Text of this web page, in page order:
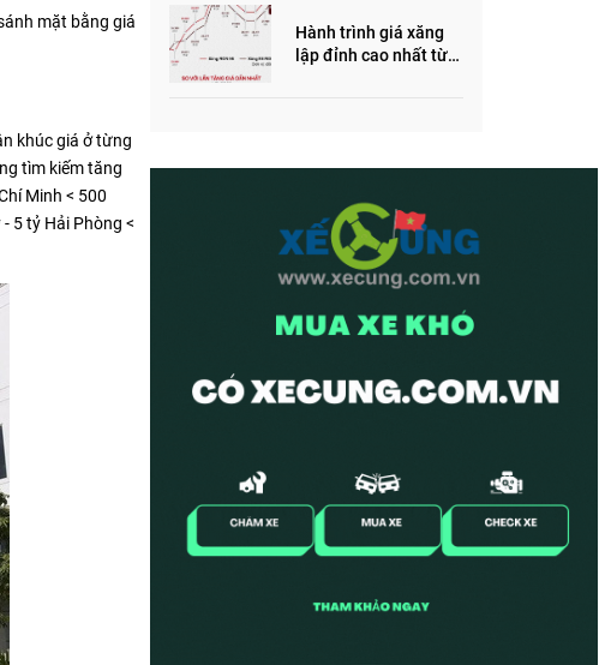
mặt bằng giá
khúc giá ở từng
tìm kiếm tăng
Minh < 500
5 tỷ Hải Phòng <
Hành trình giá xăng
lập đỉnh cao nhất từ